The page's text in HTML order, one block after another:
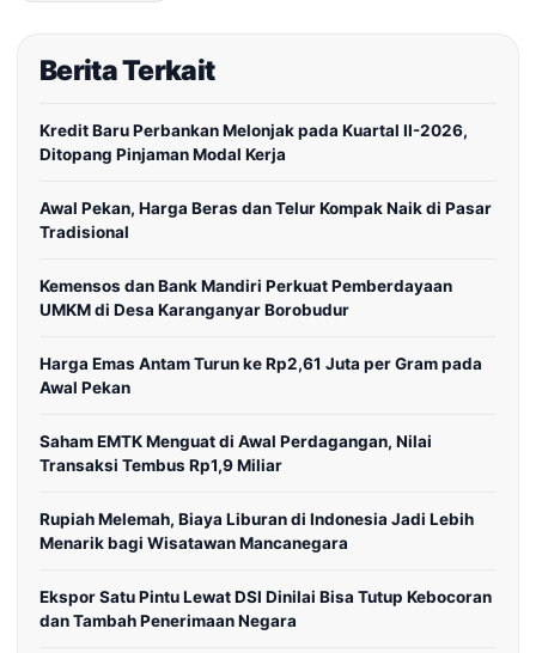
Berita Terkait
Kredit Baru Perbankan Melonjak pada Kuartal II-2026,
Ditopang Pinjaman Modal Kerja
Awal Pekan, Harga Beras dan Telur Kompak Naik di Pasar
Tradisional
Kemensos dan Bank Mandiri Perkuat Pemberdayaan
UMKM di Desa Karanganyar Borobudur
Harga Emas Antam Turun ke Rp2,61 Juta per Gram pada
Awal Pekan
Saham EMTK Menguat di Awal Perdagangan, Nilai
Transaksi Tembus Rp1,9 Miliar
Rupiah Melemah, Biaya Liburan di Indonesia Jadi Lebih
Menarik bagi Wisatawan Mancanegara
Ekspor Satu Pintu Lewat DSI Dinilai Bisa Tutup Kebocoran
dan Tambah Penerimaan Negara